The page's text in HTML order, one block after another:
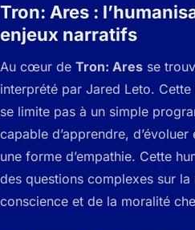
Tron: Ares :
enjeux narratifs
Au cœur de Tron: Ares se
interprété par Jared Leto.
se limite pas à un simple
capable d’apprendre,
une forme d’empathie. Cette
des questions complexes sur la
conscience et de la moralité